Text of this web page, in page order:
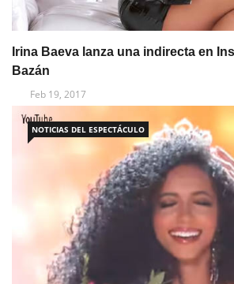
Irina Baeva lanza una indirecta en
Bazán
Feb 19, 2017
NOTICIAS DEL ESPECTÁCULO